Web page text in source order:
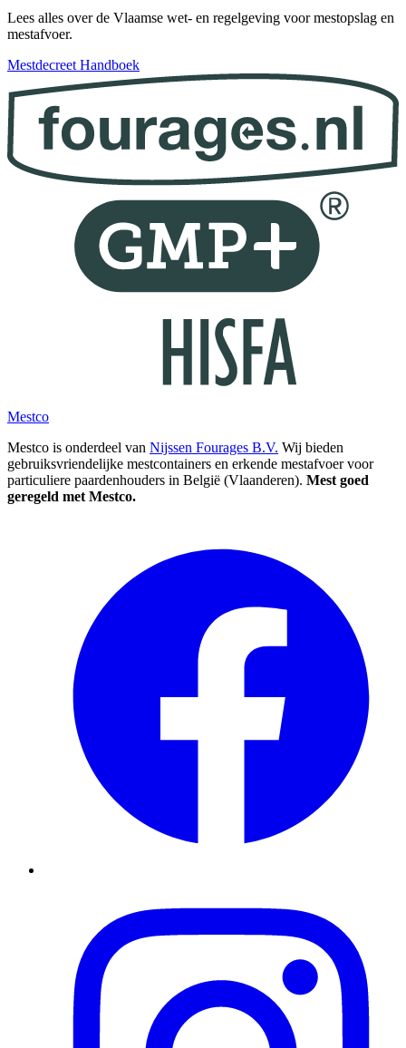
Lees alles over de Vlaamse wet- en regelgeving voor mestopslag en
mestafvoer.
Mestdecreet Handboek
Mestco
Mestco is onderdeel van Nijssen Fourages B.V. Wij bieden
gebruiksvriendelijke mestcontainers en erkende mestafvoer voor
particuliere paardenhouders in België (Vlaanderen). Mest goed
geregeld met Mestco.